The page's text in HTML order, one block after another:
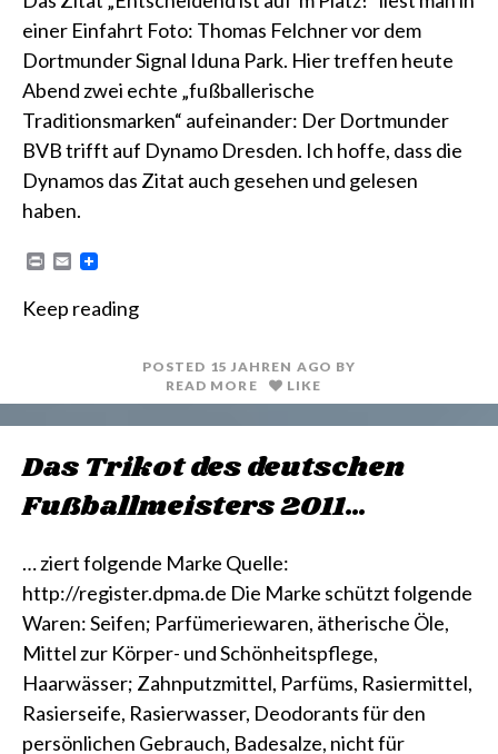
einer Einfahrt Foto: Thomas Felchner vor dem
Dortmunder Signal Iduna Park. Hier treffen heute
Abend zwei echte „fußballerische
Traditionsmarken“ aufeinander: Der Dortmunder
BVB trifft auf Dynamo Dresden. Ich hoffe, dass die
Dynamos das Zitat auch gesehen und gelesen
haben.
n
E
i
Keep reading
POSTED 15 JAHREN AGO BY
READ MORE
LIKE
Das Trikot des deutschen
Fußballmeisters 2011…
… ziert folgende Marke Quelle:
http://register.dpma.de Die Marke schützt folgende
Waren: Seifen; Parfümeriewaren, ätherische Öle,
Mittel zur Körper- und Schönheitspflege,
Haarwässer; Zahnputzmittel, Parfüms, Rasiermittel,
Rasierseife, Rasierwasser, Deodorants für den
persönlichen Gebrauch, Badesalze, nicht für